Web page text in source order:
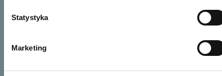
Statystyka
Marketing